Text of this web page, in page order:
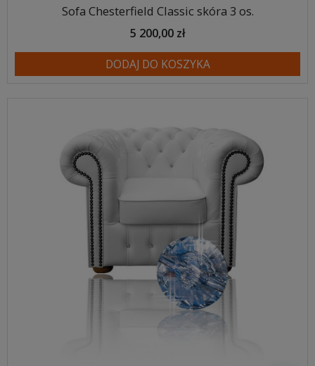
Sofa Chesterfield Classic skóra 3 os.
5 200,00 zł
DODAJ DO KOSZYKA